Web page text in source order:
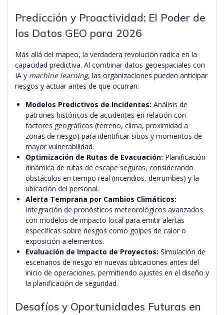
Predicción y Proactividad: El Poder de
los Datos GEO para 2026
Más allá del mapeo, la verdadera revolución radica en la
capacidad predictiva. Al combinar datos geoespaciales con
IA y machine learning, las organizaciones pueden anticipar
riesgos y actuar antes de que ocurran:
Modelos Predictivos de Incidentes: Análisis de
patrones históricos de accidentes en relación con
factores geográficos (terreno, clima, proximidad a
zonas de riesgo) para identificar sitios y momentos de
mayor vulnerabilidad.
Optimización de Rutas de Evacuación: Planificación
dinámica de rutas de escape seguras, considerando
obstáculos en tiempo real (incendios, derrumbes) y la
ubicación del personal.
Alerta Temprana por Cambios Climáticos:
Integración de pronósticos meteorológicos avanzados
con modelos de impacto local para emitir alertas
específicas sobre riesgos como golpes de calor o
exposición a elementos.
Evaluación de Impacto de Proyectos: Simulación de
escenarios de riesgo en nuevas ubicaciones antes del
inicio de operaciones, permitiendo ajustes en el diseño y
la planificación de seguridad.
Desafíos y Oportunidades Futuras en